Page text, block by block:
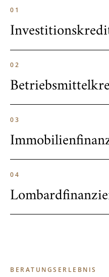
01
02
03
04
BERATUNGSERLEBNIS